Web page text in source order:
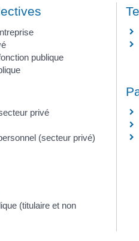
publique
privé
(secteur privé)
(titulaire et non